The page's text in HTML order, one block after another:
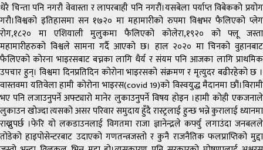
धेरै चिन्ता पनि नगरौ वेवास्ता र लापरबाही पनि नगरौं।यसबेला पर्याप्त विबेकको प्रयोग
गरौ।विश्वको इतिहासमा सन १७२० मा महामारीको रुपमा विश्वभर फैलिएको प्लेग
रोग,१८२० मा एशियाली मुलुकमा फैलिएको कोलेरा,१९२० को फ्लू जस्ता
महामारीहरुको विश्वले सामना गर्दै आएको छ। हाल २०२० मा चिनको वुहानबाट
फैलिएको कोरना भाइरसबाट बच्नका लागि धैर्य र संयम पनि आजका लागि प्राथमिक
उपचार हुन्। विश्वमा दिनप्रतिदिन कोरोना भाइरसको संक्रमण र मृत्युदर बढीरहेको छ ।
वास्तवमा यतिवेला हामी कोरोना भाइरस(covid 19)को विस्वयुद्ध मैदानमा छौं।विरामी
भए पनि लजाउनुपर्ने अफ्ट्यारो मानेर लुकाउनुपर्ने विषय होइन ।हामी कोही एकजनाले
लुकाउन खोज्दा त्यसको असर परिवार समुदाय हुँदै रास्ट्रलाई हुन्छ भन्ने कुरालाई ध्यानमा
राख्नुपर्छ ।फेरि यो लकडाउनलाई विगतमा राजा ज्ञानेन्द्रले कर्फ्यु लगाउंदा जनबलले
तोडेको हाइपोसेन्टरबाट उदाएको गणतन्त्रजस्तो र कुनै राजनैतिक फलप्राप्तिको मुद्दा